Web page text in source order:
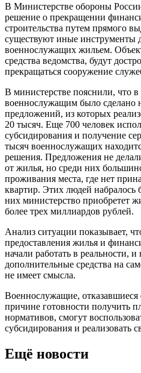
В Министерстве обороны
решение о прекращении
строительства путем прямого
существуют иные инструменты
военнослужащих жильем.
средства ведомства, будут
прекращаться сооружение
В министерстве пояснили, что
военнослужащим было сделано
предложений, из которых
20 тысяч. Еще 700 человек
субсидирования и получение
тысяч военнослужащих
решения. Предложения не
от жилья, но среди них
проживания места, где нет
квартир. Этих людей набралось
них министерство приобретет
более трех миллиардов рублей.
Анализ ситуации показывает,
предоставления жилья и
начали работать в реальности,
дополнительные средства на
не имеет смысла.
Военнослужащие,
причине готовности получить
нормативов, смогут
субсидирования и реализовать
Ещё новости